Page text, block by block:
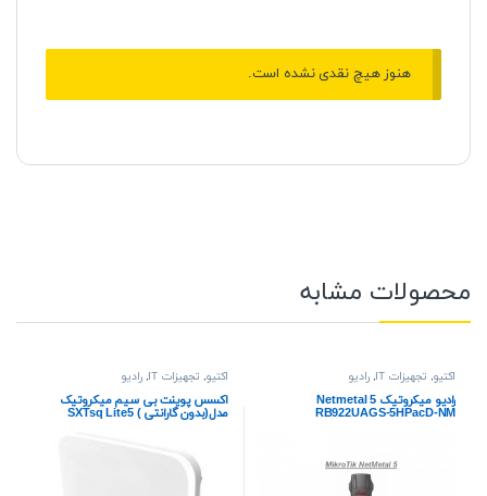
هنوز هیچ نقدی نشده است.
محصولات مشابه
اکتیو, تجهیزات IT ,رادیو
رادیو میکروتیک Netmetal 5
RB922UAGS-5HPacD-NM
اکتیو, تجهیزات IT ,رادیو
اکسس پوینت بی سیم میکروتیک
مدل(بدون گارانتی ) SXTsq Lite5